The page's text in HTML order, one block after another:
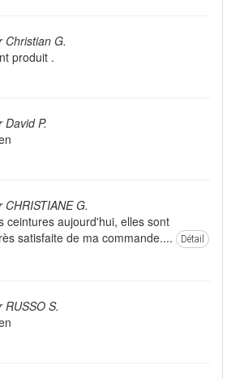
Christian G.
produit .
David P.
CHRISTIANE G.
ceintures aujourd'hui, elles sont
satisfaite de ma commande....
Détail
RUSSO S.